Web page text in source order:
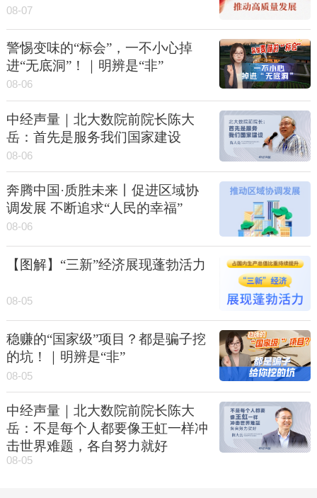
08-07
警惕变味的“标会”，一不小心掉
进“无底洞”！｜明辨是“非”
08-06
中经声量｜北大数院前院长陈大
岳：首先是服务我们国家建设
08-06
奔腾中国·质胜未来丨促进区域协
调发展 不断追求“人民的幸福”
08-06
【图解】“三新”经济展现蓬勃活力
08-05
稳赚的“国家级”项目？都是骗子挖
的坑！｜明辨是“非”
08-05
中经声量｜北大数院前院长陈大
岳：不是每个人都要像王虹一样冲
击世界难题，各自努力就好
08-05